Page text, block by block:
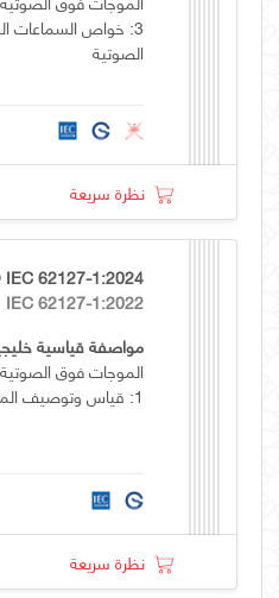
3: خواص السماعات
الصوتية
نظرة سريعة
IEC 62127-1:2024
IEC 62127-1:2022
مواصفة قياسية
الموجات فوق الصوتية
1: قياس وتوصيف المجالات فوق الصوتية الطبية
نظرة سريعة